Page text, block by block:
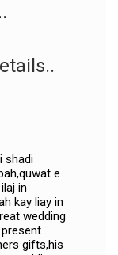
shadi
e
in
kay liay in
wedding
gifts,his